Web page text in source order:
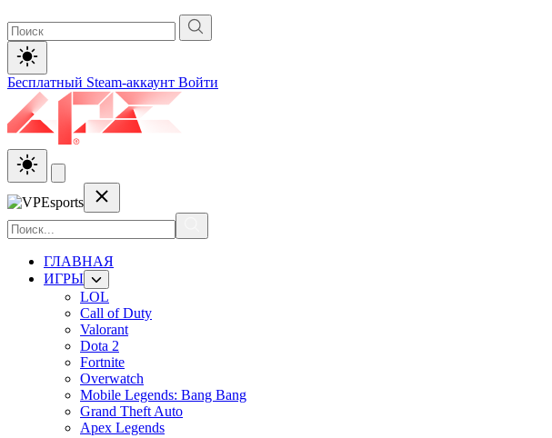
Бесплатный Steam-аккаунт Войти
ГЛАВНАЯ
ИГРЫ
LOL
Call of Duty
Valorant
Dota 2
Fortnite
Overwatch
Mobile Legends: Bang Bang
Grand Theft Auto
Apex Legends